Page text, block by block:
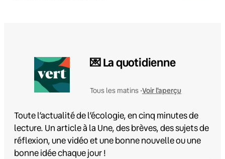
💌 La quotidienne
Tous les matins •Voir l'aperçu
Toute l’actualité de l’écologie, en cinq minutes de
lecture. Un article à la Une, des brèves, des sujets de
réflexion, une vidéo et une bonne nouvelle ou une
bonne idée chaque jour !